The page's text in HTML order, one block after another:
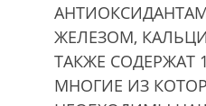
ЖЕЛЕЗОМ,
ТАКЖЕ СОДЕРЖАТ
МНОГИЕ ИЗ